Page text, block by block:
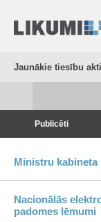
Jaunākie tiesību akti
Publicēti
Ministru kabineta
Nacionālās
padomes lēmumi